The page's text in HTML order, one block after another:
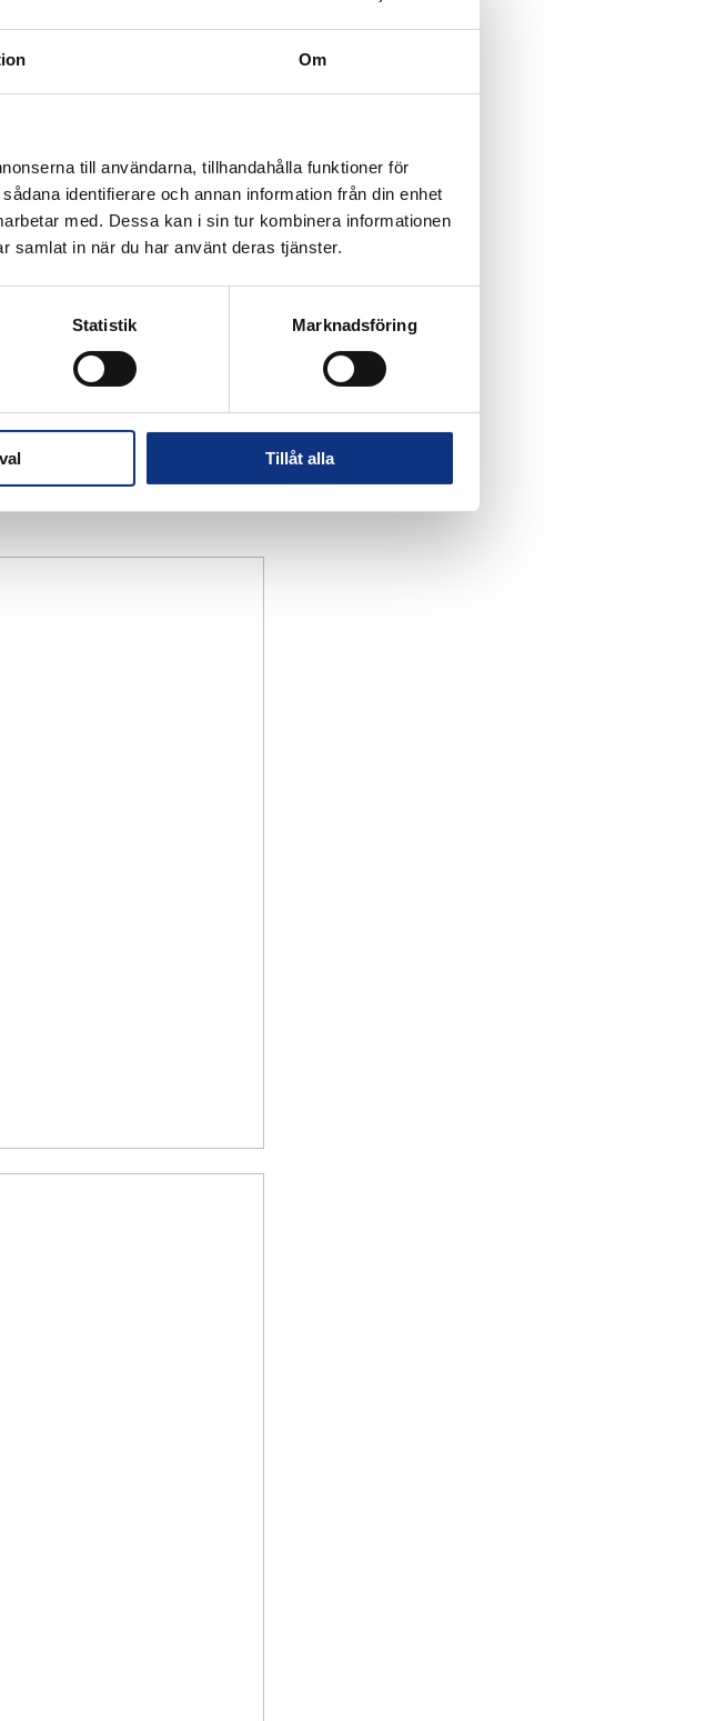
Om
till användarna, tillhandahålla funktioner för
identifierare och annan information från din enhet
med. Dessa kan i sin tur kombinera informationen
samlat in när du har använt deras tjänster.
Statistik Marknadsföring
Tillåt alla